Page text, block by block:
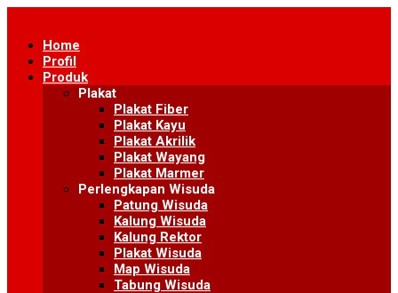
contentHome
Profil
Produk
Plakat
Plakat Fiber
Plakat Kayu
Plakat Akrilik
Plakat Wayang
Plakat Marmer
Perlengkapan Wisuda
Patung Wisuda
Kalung Wisuda
Kalung Rektor
Plakat Wisuda
Map Wisuda
Tabung Wisuda